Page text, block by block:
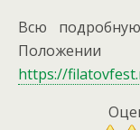
Всю
https://